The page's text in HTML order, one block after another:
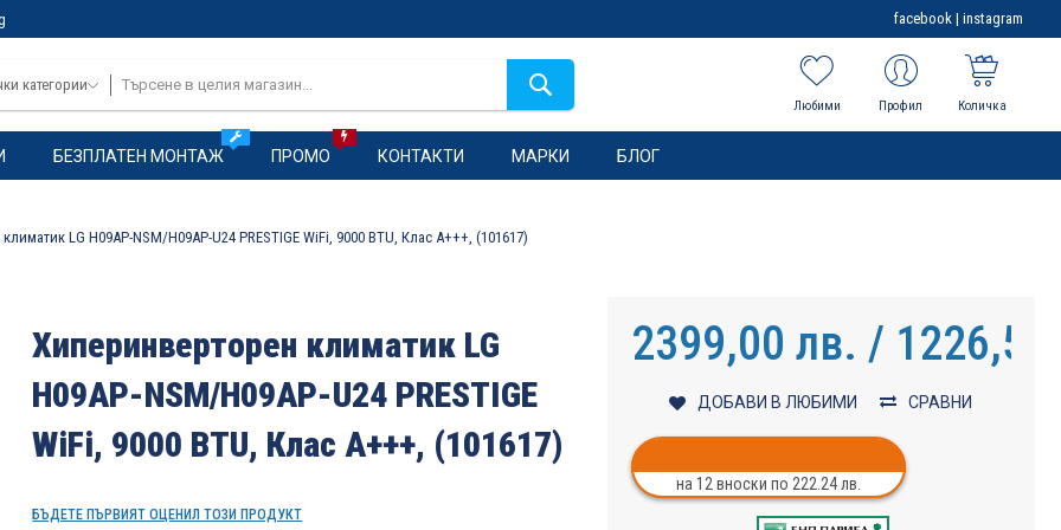
facebook | instagram
категории
Любими Профил Количка
БЕЗПЛАТЕН МОНТАЖ ПРОМО КОНТАКТИ МАРКИ БЛОГ
LG H09AP-NSM/H09AP-U24 PRESTIGE WiFi, 9000 BTU, Клас A+++, (101617)
Хиперинверторен климатик LG
H09AP-NSM/H09AP-U24 PRESTIGE
WiFi, 9000 BTU, Клас A+++, (101617)
БЪДЕТЕ ПЪРВИЯТ ОЦЕНИЛ ТОЗИ ПРОДУКТ
2399,00 лв. / 1226,59
ДОБАВИ В ЛЮБИМИ СРАВНИ
на 12 вноски по 222.24 лв.